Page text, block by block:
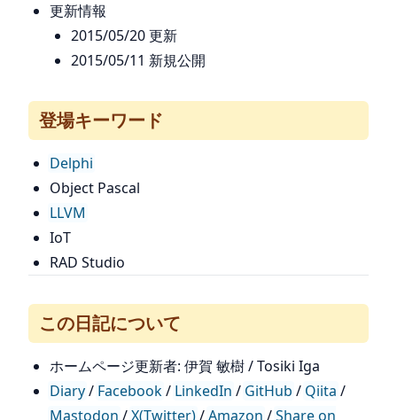
更新情報
2015/05/20 更新
2015/05/11 新規公開
登場キーワード
Delphi
Object Pascal
LLVM
IoT
RAD Studio
この日記について
ホームページ更新者: 伊賀 敏樹 / Tosiki Iga
Diary/ Facebook/ LinkedIn / GitHub / Qiita /
Mastodon /X(Twitter)/Amazon /Share on